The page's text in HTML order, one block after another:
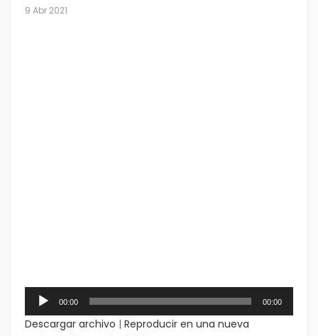
9 Abr 2021
Reproductor
audio
00:00 00:00
Descargar archivo | Reproducir en una nueva